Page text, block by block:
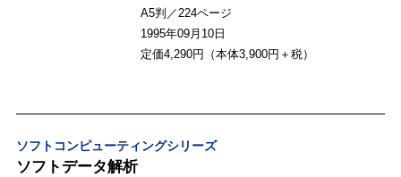
A5判／224ページ
1995年09月10日
定価4,290円（本体3,900円＋税）
ソフトコンピューティングシリーズ
ソフトデータ解析